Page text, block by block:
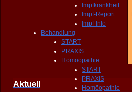
Impfkrankheit
Impf-Report
Impf-Info
Behandlung
START
PRAXIS
Homöopathie
START
PRAXIS
Homöopathie
Aktuell